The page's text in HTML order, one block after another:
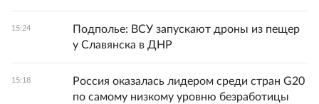
15:24
Подполье: ВСУ запускают дроны из пещер
у Славянска в ДНР
15:18
Россия оказалась лидером среди стран G20
по самому низкому уровню безработицы